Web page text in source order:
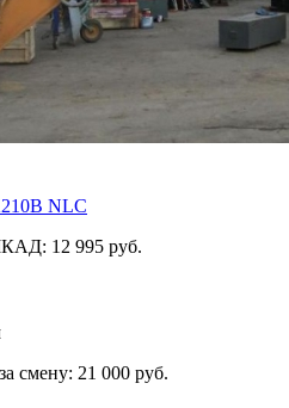
NLC
12 995 руб.
смену: 21 000 руб.